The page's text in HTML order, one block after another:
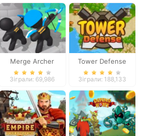
Merge Archer
Defense
Зіграли: 69,986
Tower Defense
Зіграли: 188,133